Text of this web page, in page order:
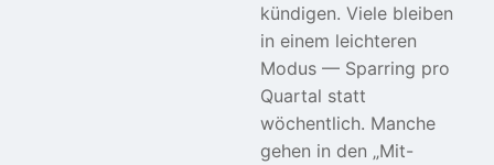
kündigen. Viele bleiben
in einem leichteren
Modus — Sparring pro
Quartal statt
wöchentlich. Manche
gehen in den „Mit-